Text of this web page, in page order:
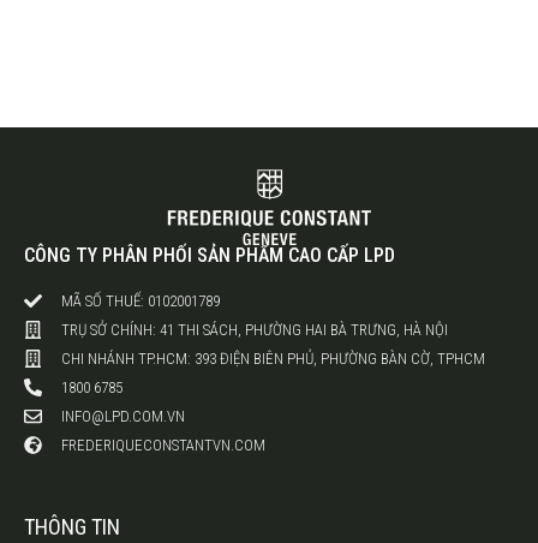
CÔNG TY PHÂN PHỐI SẢN PHẨM CAO CẤP LPD
MÃ SỐ THUẾ: 0102001789
TRỤ SỞ CHÍNH: 41 THI SÁCH, PHƯỜNG HAI BÀ TRƯNG, HÀ NỘI
CHI NHÁNH TP.HCM: 393 ĐIỆN BIÊN PHỦ, PHƯỜNG BÀN CỜ, TPHCM
1800 6785
INFO@LPD.COM.VN
FREDERIQUECONSTANTVN.COM
THÔNG TIN